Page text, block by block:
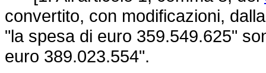
convertito, con modificazioni,
"la spesa di euro 359.549.625"
euro 389.023.554".